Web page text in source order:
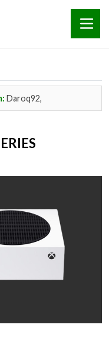
Daroq92,